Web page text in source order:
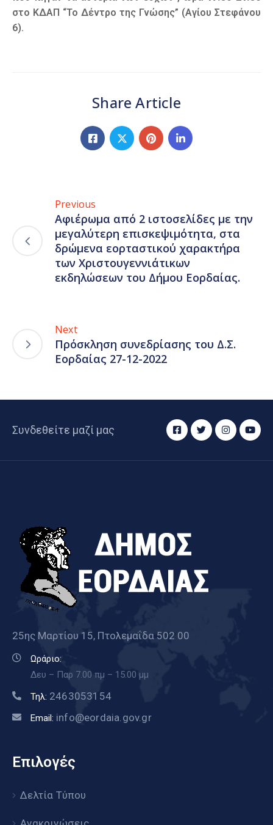
στο ΚΔΑΠ “Το Δέντρο της Γνώσης” (Αγίου Στεφάνου
6).
Share Article
Previous
Αφιέρωμα από 2 ιστοσελίδες με την
μεγαλύτερη επισκεψιμότητα, στα
δρώμενα εορταστικού χαρακτήρα
των Χριστουγεννιάτικων
εκδηλώσεων του Δήμου Εορδαίας.
Next
Πρόσκληση συνεδρίασης του Δ.Σ.
Εορδαίας 27-12-2022
Συνδεθείτε μαζί μας
25ης Μαρτίου 15, Πτολεμαΐδα 502 00
Ωράριο:
Δευ – Παρ 7.00 πμ – 15.00 μμ
Τηλ: 2463053154
Email: info@eordaia.gov.gr
Επιλογές
Δελτία Τύπου